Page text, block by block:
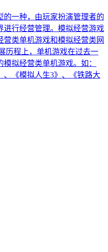
一种，由玩家扮演管理者的
进行经营管理。模拟经营游戏
类单机游戏和模拟经营类网
历程上，单机游戏在过去一
拟经营类单机游戏。如：
、《模拟人生3》、《铁路大